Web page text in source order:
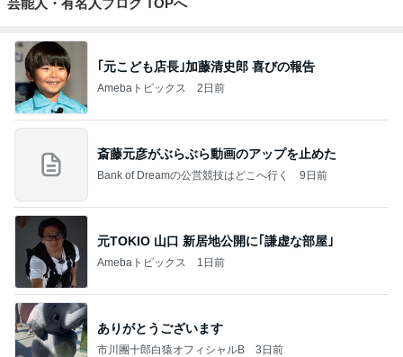
芸能人・有名人ブログ TOPへ
｢元こども店長｣加藤清史郎 喜びの報告
Amebaトピックス 2日前
斎藤元彦がぶらぶら動画のアップを止めた
Bank of Dreamの公営競技はどこへ行く 9日前
元TOKIO 山口 新居地公開に｢謙虚な部屋｣
Amebaトピックス 1日前
ありがとうございます
市川團十郎白猿オフィシャルB 3日前